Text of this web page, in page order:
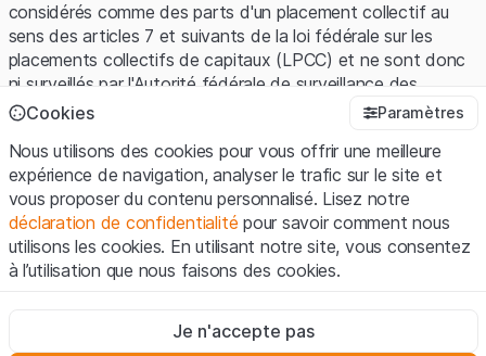
considérés comme des parts d'un placement collectif au
sens des articles 7 et suivants de la loi fédérale sur les
placements collectifs de capitaux (LPCC) et ne sont donc
ni surveillés par l'Autorité fédérale de surveillance des
marchés financiers (FINMA) ni enregistrés auprès de la
protection spécifique des investisseurs prévue par la LPCC.
Conditions d'utilisation et informations juridiques
En utilisant le Site Web de Leonteq Securities AG (ci-après
"Site Web"), vous confirmez que vous avez compris et que
vous acceptez les informations juridiques, les notes
vous n'acceptez pas les Conditions d'utilisation, veuillez-
vous abstenir d'utiliser ce Site Web.
Cookies Paramètres
Nous utilisons des cookies pour vous offrir une meilleure
expérience de navigation, analyser le trafic sur le site et
vous proposer du contenu personnalisé. Lisez notre
déclaration de confidentialité pour savoir comment nous
utilisons les cookies. En utilisant notre site, vous consentez
à l’utilisation que nous faisons des cookies.
Ces cookies sont nécessaires au bon fonctionnement du site
Je n'accepte pas